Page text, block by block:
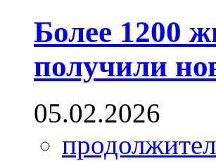
Более 1200
получили
05.02.2026